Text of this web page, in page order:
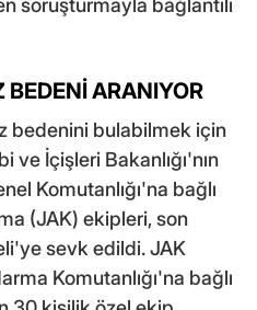
ARANIYOR
bedenini bulabilmek için
ve İçişleri Bakanlığı'nın
Komutanlığı'na bağlı
(JAK) ekipleri, son
sevk edildi. JAK
Komutanlığı'na bağlı